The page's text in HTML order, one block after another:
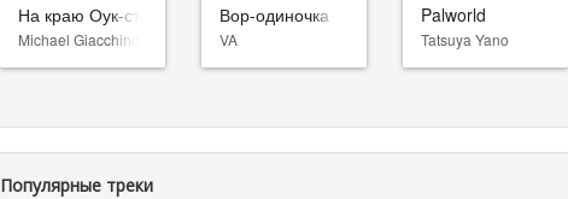
На краю Оук-стрит
Michael Giacchino
Вор-одиночка
VA
Palworld
Tatsuya Yano
Популярные треки